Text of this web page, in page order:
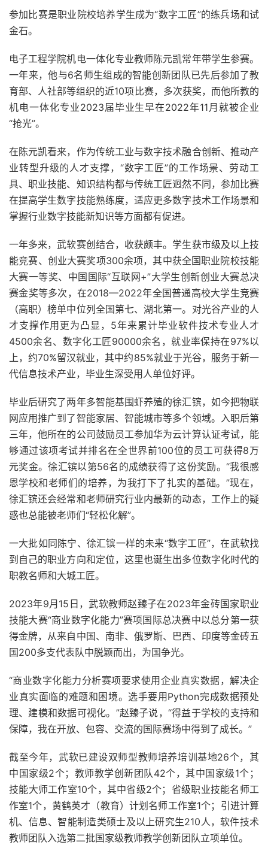
参加比赛是职业院校培养学生成为“数字工匠”的练兵场和试
金石。
电子工程学院机电一体化专业教师陈元凯常年带学生参赛。
一年来，他与6名师生组成的智能创新团队已先后参加了教
育部、人社部等组织的近10项比赛，多次获奖，而他所教的
机电一体化专业2023届毕业生早在2022年11月就被企业
“抢光”。
在陈元凯看来，作为传统工业与数字技术融合创新、推动产
业转型升级的人才支撑，“数字工匠”的工作场景、劳动工
具、职业技能、知识结构都与传统工匠迥然不同，参加比赛
在提高学生数字技能熟练度，适应更多数字技术工作场景和
掌握行业数字技能新知识等方面都有促进。
一年多来，武软赛创结合，收获颇丰。学生获市级及以上技
能竞赛、创业大赛奖项300余项，其中获全国职业院校技能
大赛一等奖、中国国际“互联网+”大学生创新创业大赛总决
赛金奖等多次，在2018—2022年全国普通高校大学生竞赛
（高职）榜单中位列全国第七、湖北第一。对光谷产业的人
才支撑作用更为凸显，5年来累计毕业软件技术专业人才
4500余名、数字化工匠90000余名，就业率保持在97%以
上，约70%留汉就业，其中约85%就业于光谷，服务于新一
代信息技术产业，毕业生深受用人单位好评。
毕业后研究了两年多智能基围虾养殖的徐汇镔，如今把物联
网应用推广到了智能家居、智能城市等多个领域。入职后第
三年，他所在的公司鼓励员工参加华为云计算认证考试，能
够通过该项考试并排名在全世界前100位的员工可获得8万
元奖金。徐汇镔以第56名的成绩获得了这份奖励。“我很感
恩学校和老师们的培养，为我打下了扎实的基础。”现在，
徐汇镔还会经常和老师研究行业内最新的动态，工作上的疑
惑也总能被老师们“轻松化解”。
一大批如同陈宁、徐汇镔一样的未来“数字工匠”，在武软找
到自己的职业方向和定位，这里也诞生出多位数字化时代的
职教名师和大城工匠。
2023年9月15日，武软教师赵臻子在2023年金砖国家职业
技能大赛“商业数字化能力”赛项国际总决赛中以总分第一获
得金牌，从来自中国、南非、俄罗斯、巴西、印度等金砖五
国200多支代表队中脱颖而出，为国争光。
“商业数字化能力分析赛项要求使用企业真实数据，解决企
业真实面临的难题和困境。选手要用Python完成数据预处
理、建模和数据可视化。”赵臻子说，“得益于学校的支持和
保障，我在开放、包容、交流的国际赛场中得到了成长。”
截至今年，武软已建设双师型教师培养培训基地26个，其
中国家级2个；教师教学创新团队42个，其中国家级1个；
技能大师工作室10个，其中省级2个；省级职业技能名师工
作室1个，黄鹤英才（教育）计划名师工作室1个；引进计算
机、信息、智能制造类硕士及以上研究生210人，软件技术
教师团队入选第二批国家级教师教学创新团队立项单位。